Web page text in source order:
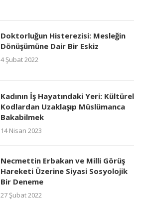
Doktorluğun Histerezisi: Mesleğin
Dönüşümüne Dair Bir Eskiz
4 Şubat 2022
Kadının İş Hayatındaki Yeri: Kültürel
Kodlardan Uzaklaşıp Müslümanca
Bakabilmek
14 Nisan 2023
Necmettin Erbakan ve Milli Görüş
Hareketi Üzerine Siyasi Sosyolojik
Bir Deneme
27 Şubat 2022